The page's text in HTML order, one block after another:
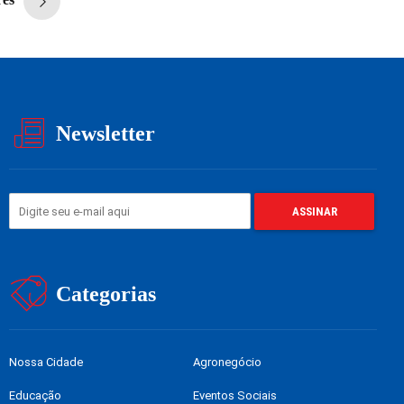
Newsletter
Categorias
Nossa Cidade Agronegócio
Educação Eventos Sociais